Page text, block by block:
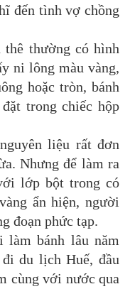
đến tình vợ chồng
thê thường có hình
ni lông màu vàng,
hoặc tròn, bánh
trong chiếc hộp
liệu rất đơn
Nhưng để làm ra
lớp bột trong có
ẩn hiện, người
đoạn phức tạp.
làm bánh lâu năm
du lịch Huế, đầu
cùng với nước qua